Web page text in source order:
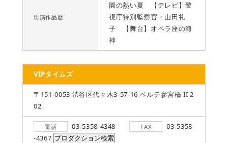
出演作品歴
園の熱い夏 【テレビ】警
視庁特別監察官・山田礼
子 【舞台】オペラ座の海
神
VIPタイムズ
〒151-0053 渋谷区代々木3-57-16 ベルテ参宮橋 II 2
02
電話 03-5358-4348 FAX
03-5358
-4367